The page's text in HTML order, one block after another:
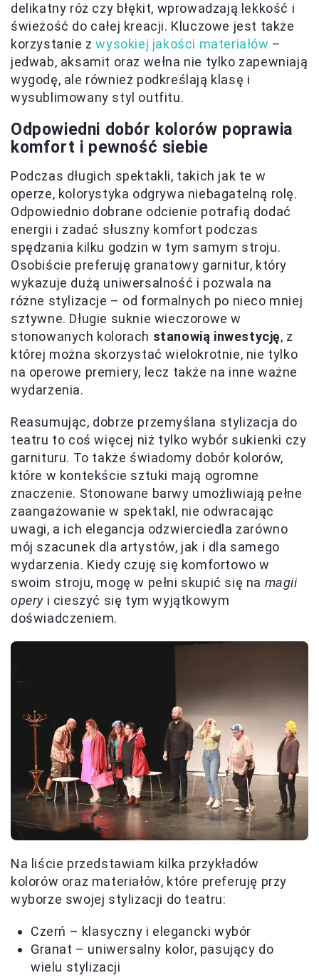
delikatny róż czy błękit, wprowadzają lekkość i
świeżość do całej kreacji. Kluczowe jest także
korzystanie zwysokiej jakości materiałów –
jedwab, aksamit oraz wełna nie tylko zapewniają
wygodę, ale również podkreślają klasę i
wysublimowany styl outfitu.
Odpowiedni dobór kolorów poprawia
komfort i pewność siebie
Podczas długich spektakli, takich jak te w
operze, kolorystyka odgrywa niebagatelną rolę.
Odpowiednio dobrane odcienie potrafią dodać
energii i zadać słuszny komfort podczas
spędzania kilku godzin w tym samym stroju.
Osobiście preferuję granatowy garnitur, który
wykazuje dużą uniwersalność i pozwala na
różne stylizacje – od formalnych po nieco mniej
sztywne. Długie suknie wieczorowe w
stonowanych kolorach stanowią inwestycję, z
której można skorzystać wielokrotnie, nie tylko
na operowe premiery, lecz także na inne ważne
wydarzenia.
Reasumując, dobrze przemyślana stylizacja do
teatru to coś więcej niż tylko wybór sukienki czy
garnituru. To także świadomy dobór kolorów,
które w kontekście sztuki mają ogromne
znaczenie. Stonowane barwy umożliwiają pełne
zaangażowanie w spektakl, nie odwracając
uwagi, a ich elegancja odzwierciedla zarówno
mój szacunek dla artystów, jak i dla samego
wydarzenia. Kiedy czuję się komfortowo w
swoim stroju, mogę w pełni skupić się na magii
opery i cieszyć się tym wyjątkowym
doświadczeniem.
Na liście przedstawiam kilka przykładów
kolorów oraz materiałów, które preferuję przy
wyborze swojej stylizacji do teatru:
Czerń – klasyczny i elegancki wybór
Granat – uniwersalny kolor, pasujący do
wielu stylizacji